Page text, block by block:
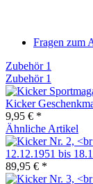
Fragen zum
Zubehör 1
Zubehör 1
Kicker
9,95 € *
Ähnliche Artikel
12.12.1951 bis
89,95 € *